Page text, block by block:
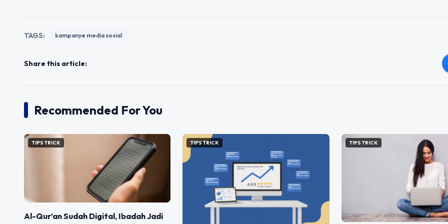
TAGS: kampanye media sosial
Share this article:
Recommended For You
TIPS TRICK
Al-Qur’an Sudah Digital, Ibadah Jadi
TIPS TRICK TIPS TRICK